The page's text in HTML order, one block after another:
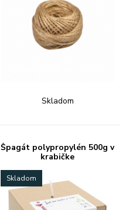
Skladom
Špagát polypropylén 500g v
krabičke
Skladom